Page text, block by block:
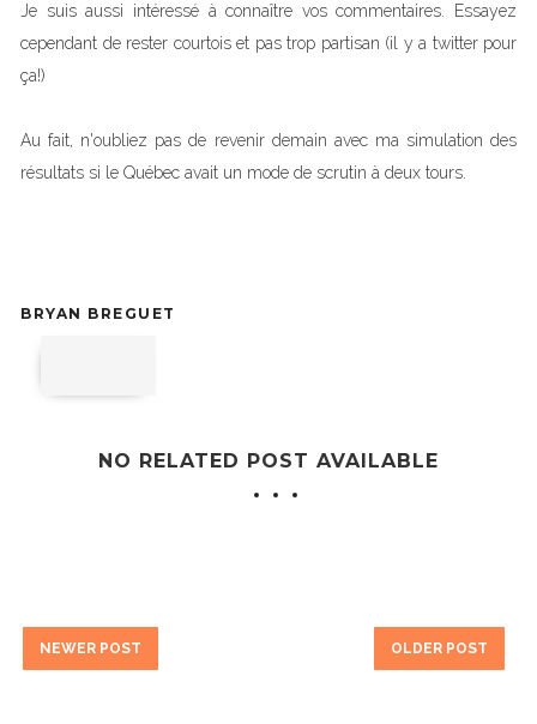
Je suis aussi intéressé à connaître vos commentaires. Essayez
cependant de rester courtois et pas trop partisan (il y a twitter pour
ça!)
Au fait, n'oubliez pas de revenir demain avec ma simulation des
résultats si le Québec avait un mode de scrutin à deux tours.
BRYAN BREGUET
NO RELATED POST AVAILABLE
NEWER POST OLDER POST